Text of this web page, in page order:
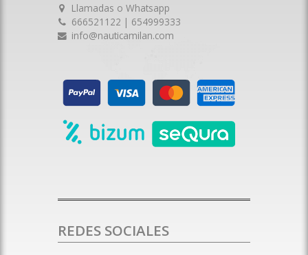
Llamadas o Whatsapp
666521122 | 654999333
info@nauticamilan.com
REDES SOCIALES